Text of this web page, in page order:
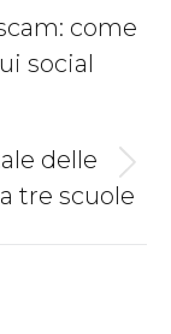
come
social
delle
tre scuole